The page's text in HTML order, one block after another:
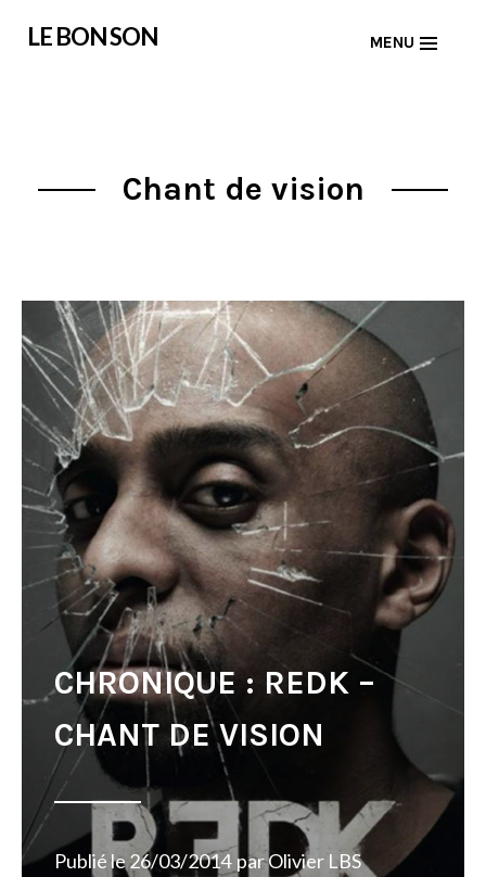
LE BON SON MENU
Chant de vision
CHRONIQUE : REDK –
CHANT DE VISION
Publié le26/03/2014 parOlivier LBS